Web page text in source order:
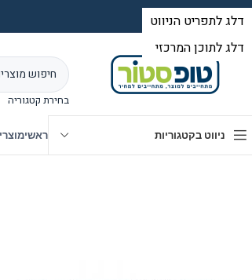
בחירת קטגוריה
ניווט בקטגוריות ראשי